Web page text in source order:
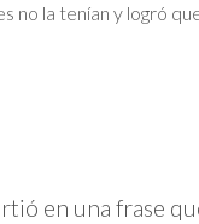
no la tenían y logró
en una frase